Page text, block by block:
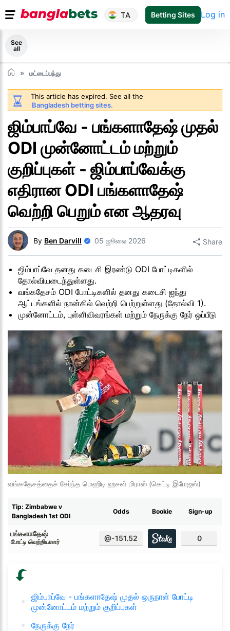
TA Betting Sites Log in
See
all
மட்டைப்பந்து
This article has expired. See all the
Bangladesh betting sites.
ஜிம்பாப்வே - பங்களாதேஷ் முதல்
ODI முன்னோட்டம் மற்றும்
குறிப்புகள் - ஜிம்பாப்வேக்கு
எதிரான ODI பங்களாதேஷ்
வெற்றி பெறும் என ஆதரவு
By Ben Darvill 05 ஜூலை 2026 Share
ஜிம்பாப்வே தனது கடைசி இரண்டு ODI போட்டிகளில்
தோல்வியடைந்துள்ளது.
வங்கதேசம் ODI போட்டிகளில் தனது கடைசி ஐந்து
ஆட்டங்களில் நான்கில் வெற்றி பெற்றுள்ளது (தோல்வி 1).
முன்னோட்டம், புள்ளிவிவரங்கள் மற்றும் நேருக்கு நேர் ஒப்பீடு
வங்கதேசத்தைச் சேர்ந்த மெஹிடி ஹசன் மிராஸ் (கெட்டி இமேஜஸ்)
Tip: Zimbabwe v
Bangladesh 1st ODI
Odds Bookie Sign-up
பங்களாதேஷ்
போட்டி வெற்றியாளர் @-151.52 0
ஜிம்பாப்வே - பங்களாதேஷ் முதல் ஒருநாள் போட்டி
முன்னோட்டம் மற்றும் குறிப்புகள்
நேருக்கு நேர்